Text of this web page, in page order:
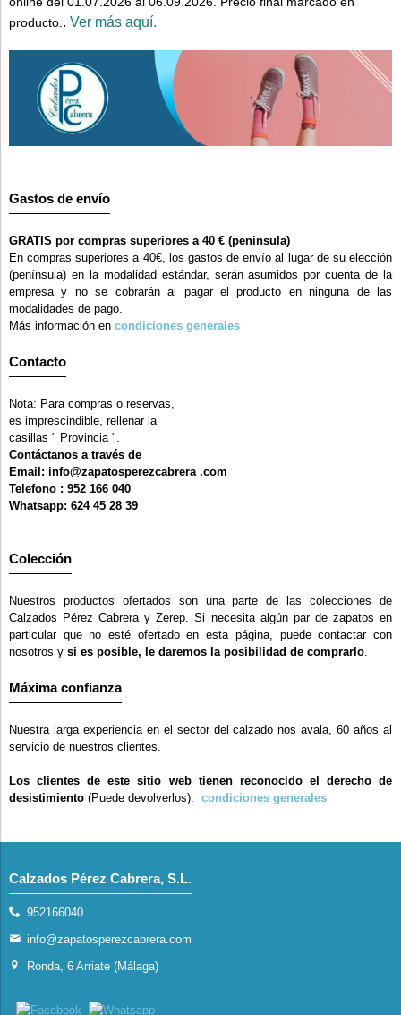
producto. . Ver más aquí.
Gastos de envío
GRATIS por compras superiores a 40 € (peninsula)
En compras superiores a 40€, los gastos de envío al lugar de su elección
(península) en la modalidad estándar, serán asumidos por cuenta de la
empresa y no se cobrarán al pagar el producto en ninguna de las
modalidades de pago.
Más información en condiciones generales
Contacto
Nota: Para compras o reservas,
es imprescindible, rellenar la
casillas " Provincia ".
Contáctanos a través de
Email: info@zapatosperezcabrera .com
Telefono : 952 166 040
Whatsapp: 624 45 28 39
Colección
Nuestros productos ofertados son una parte de las colecciones de
Calzados Pérez Cabrera y Zerep. Si necesita algún par de zapatos en
particular que no esté ofertado en esta página, puede contactar con
nosotros y si es posible, le daremos la posibilidad de comprarlo.
Máxima confianza
Nuestra larga experiencia en el sector del calzado nos avala, 60 años al
servicio de nuestros clientes.
Los clientes de este sitio web tienen reconocido el derecho de
desistimiento (Puede devolverlos). condiciones generales
Calzados Pérez Cabrera, S.L.
952166040
info@zapatosperezcabrera.com
Ronda, 6 Arriate (Málaga)